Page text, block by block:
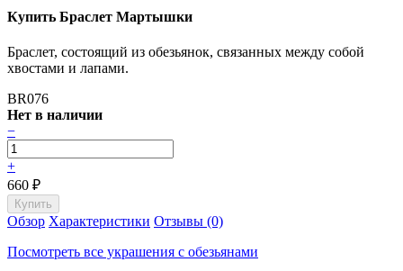
Купить Браслет Мартышки
Браслет, состоящий из обезьянок, связанных между собой
хвостами и лапами.
BR076
Нет в наличии
−
+
660 ₽
Обзор Характеристики Отзывы (0)
Посмотреть все украшения с обезьянами